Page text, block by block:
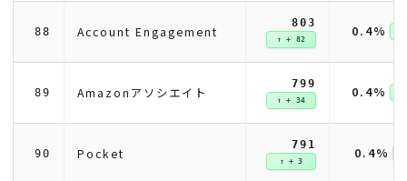
88 Account Engagement
803
↑ + 82 0.4%
89 Amazonアソシエイト
799
↑ + 34 0.4%
90 Pocket
791
↑ + 3 0.4%